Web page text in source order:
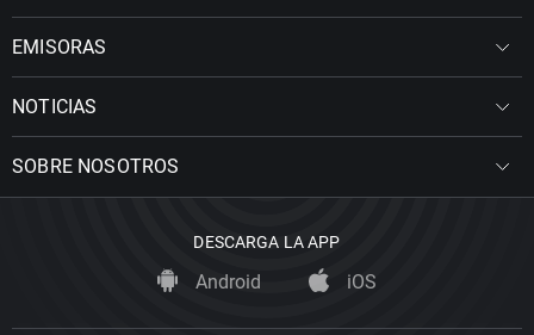
EMISORAS
NOTICIAS
SOBRE NOSOTROS
DESCARGA LA APP
Android iOS